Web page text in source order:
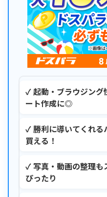
✓ 起動・ブラウジング
ート作成に◎
✓ 勝利に導いてくれる
買える！
✓ 写真・動画の整理も
ぴったり